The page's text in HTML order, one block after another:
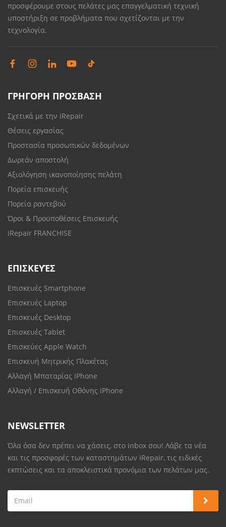
προσφέρουμε στους πελάτες μας επαγγελματική τεχνική
υποστήριξη σε προβλήματα που σχετίζονται με την
τεχνολογία.
ΓΡΗΓΟΡΗ ΠΡΟΣΒΑΣΗ
Σχετικά με την iRepair
Θέσεις εργασίας
Προστασία προσωπικών δεδομένων
Δωρεάν αποστολή
Αξιολόγηση ικανοποίησης πελάτη
Πορεία επισκευής
Πορεία ραντεβού
Όροι & Προϋποθέσεις Επισκευής
iRepair FRANCHISE
ΕΠΙΣΚΕΥΈΣ
Επισκευές Smartphone
Επισκευές Laptop
Επισκευές Desktop
Επισκευές Tablet
Επισκεύες Apple Watch
Επισκευή Μητρικής Πλακέτας
Αλλαγή Μπαταρίας iPhone
Αλλαγή / Επισκευή Οθόνης iPhone
NEWSLETTER
Όλα όσα δεν πρέπει να χάσεις, στο inbox σου! Λάβε τα νέα
και τις προσφορές των καταστημάτων iRepair, τις ειδικές
εκπτώσεις και τα αποκλειστικά προνόμια των πελάτων μας.